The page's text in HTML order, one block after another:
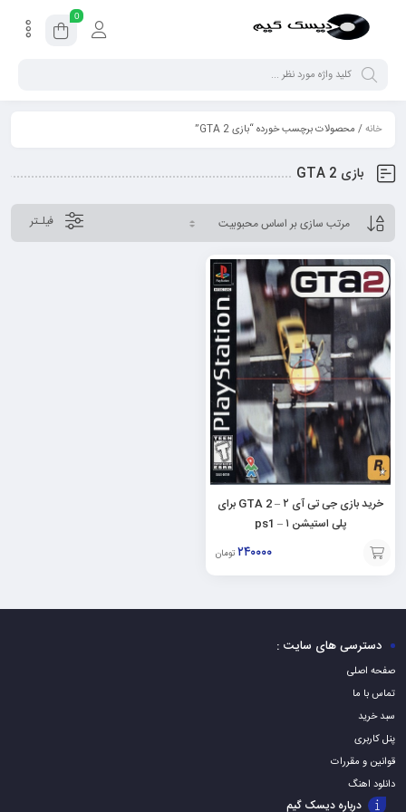
0
خانه/ محصولات برچسب خورده “بازی GTA 2”
بازی GTA 2
فیلـتر
خرید بازی جی تی آی ۲ – GTA 2 برای
پلی استیشن ۱ – ps1
۲۴۰۰۰۰ تومان
افزودن
به
دسترسی های سایت :
صفحه اصلی
تماس با ما
سبد خرید
پنل کاربری
قوانین و مقررات
دانلود اهنگ
درباره دیسک گیم